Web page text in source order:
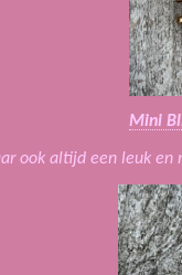
Mini
ook altijd een leuk en